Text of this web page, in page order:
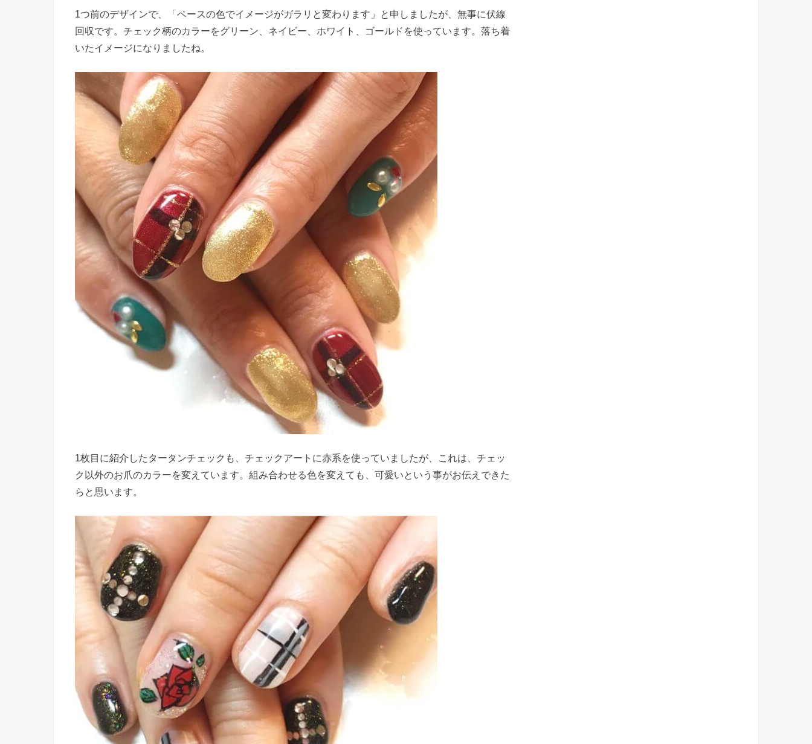
1つ前のデザインで、「ベースの色でイメージがガラリと変わります」と申しましたが、無事に伏線
回収です。チェック柄のカラーをグリーン、ネイビー、ホワイト、ゴールドを使っています。落ち着
いたイメージになりましたね。
1枚目に紹介したタータンチェックも、チェックアートに赤系を使っていましたが、これは、チェッ
ク以外のお爪のカラーを変えています。組み合わせる色を変えても、可愛いという事がお伝えできた
らと思います。